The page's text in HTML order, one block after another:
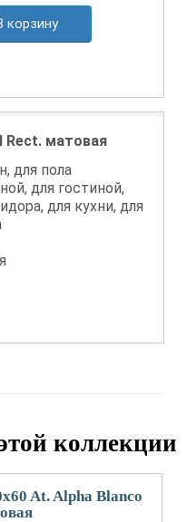
корзину
Rect. матовая
для пола
для гостиной,
для кухни, для
коллекции
At. Alpha Blanco